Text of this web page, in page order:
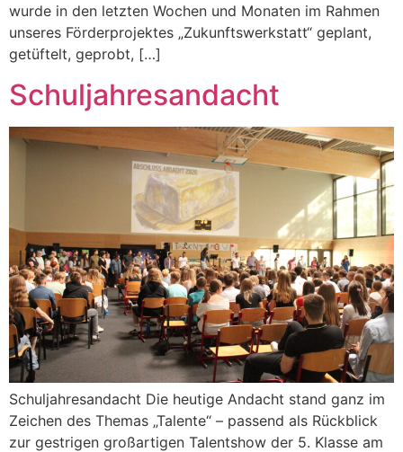
wurde in den letzten Wochen und Monaten im Rahmen
unseres Förderprojektes „Zukunftswerkstatt“ geplant,
getüftelt, geprobt, […]
Schuljahresandacht
Schuljahresandacht Die heutige Andacht stand ganz im
Zeichen des Themas „Talente“ – passend als Rückblick
zur gestrigen großartigen Talentshow der 5. Klasse am